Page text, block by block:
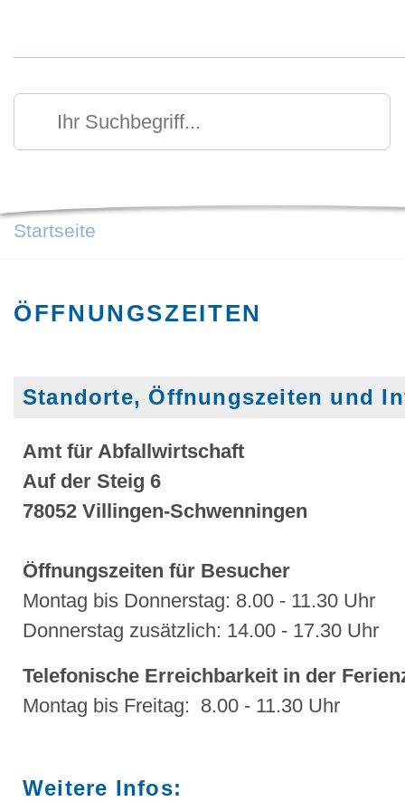
Ihr Suchbegriff
Suchen
Startseite
ÖFFNUNGSZEITEN
Standorte, Öffnungszeiten und
Amt für Abfallwirtschaft
Auf der Steig 6
78052 Villingen-Schwenningen
Öffnungszeiten für Besucher
Montag bis Donnerstag: 8.00 - 11.30 Uhr
Donnerstag zusätzlich: 14.00 - 17.30 Uhr
Telefonische Erreichbarkeit in der
Montag bis Freitag: 8.00 - 11.30 Uhr
Weitere Infos: